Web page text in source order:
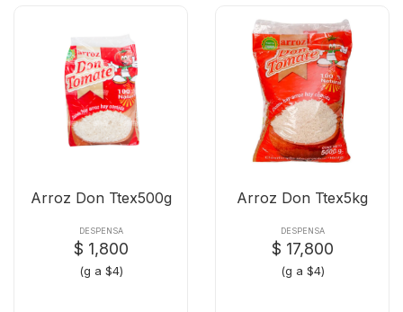
Arroz Don Ttex500g
DESPENSA
$ 1,800
(g a $4)
Arroz Don Ttex5kg
DESPENSA
$ 17,800
(g a $4)